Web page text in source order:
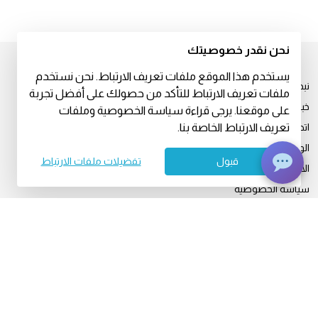
نبذة عنا
خبراؤنا
اتصل بنا
الوظائف
الأخبار والإعلام
سياسة الخصوصية
نحن نقدر خصوصيتك
يستخدم هذا الموقع ملفات تعريف الارتباط. نحن نستخدم
ملفات تعريف الارتباط للتأكد من حصولك على أفضل تجربة
على موقعنا. يرجى قراءة سياسة الخصوصية وملفات
تعريف الارتباط الخاصة بنا.
قبول تفضيلات ملفات الارتباط